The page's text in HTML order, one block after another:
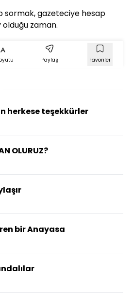
sormak, gazeteciye hesap
zaman.
Paylaş Favoriler
herkese teşekkürler
OLURUZ?
bir Anayasa